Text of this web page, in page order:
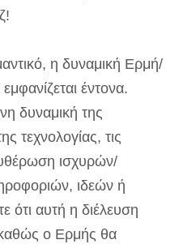
η δυναμική Ερμή/
έντονα.
δυναμική της
τεχνολογίας, τις
ισχυρών/
ιδεών ή
ότι αυτή η διέλευση
καθώς ο Ερμής θα